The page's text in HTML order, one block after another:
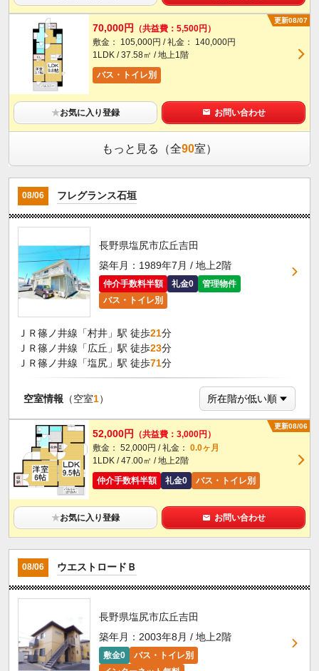
更新08/07
70,000円
（共益費：5,500円）
敷金： 105,000円 / 礼金： 140,000円
1LDK / 37.58㎡ / 地上1階
バス・トイレ別
★お気に入り登録 お問い合わせ
もっと見る（全90室）
08/06 フレグランス石垣
長野県塩尻市広丘吉田
築年月：1989年7月 / 地上2階
仲介手数料半額 礼金0
管理物件
バス・トイレ別
ＪＲ篠ノ井線「村井」駅 徒歩21分
ＪＲ篠ノ井線「広丘」駅 徒歩23分
ＪＲ篠ノ井線「塩尻」駅 徒歩71分
空室情報 （空室1）
更新08/06
52,000円
（共益費：3,000円）
敷金： 52,000円 / 礼金： 0.0ヶ月
1LDK / 47.00㎡ / 地上2階
仲介手数料半額
礼金0 バス・トイレ別
★お気に入り登録 お問い合わせ
08/06 ウエストロードＢ
長野県塩尻市広丘吉田
築年月：2003年8月 / 地上2階
敷金0
バス・トイレ別